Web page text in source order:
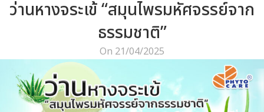
ว่านหางจระเข้ “สมุนไพรมหัศจรรย์จาก
ธรรมชาติ”
On 21/04/2025